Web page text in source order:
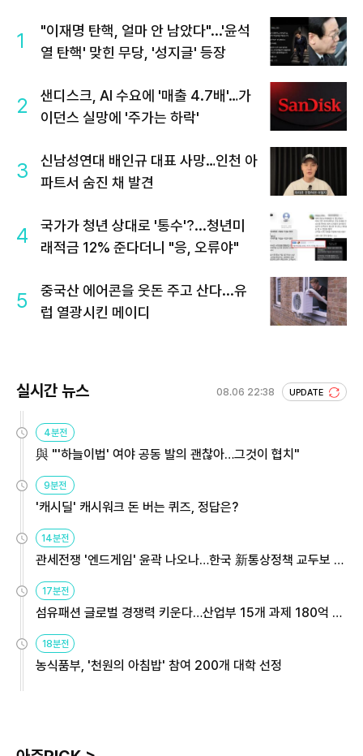
1
"이재명 탄핵, 얼마 안 남았다"...'윤석
열 탄핵' 맞힌 무당, '성지글' 등장
2
샌디스크, AI 수요에 '매출 4.7배'…가
이던스 실망에 '주가는 하락'
3
신남성연대 배인규 대표 사망…인천 아
파트서 숨진 채 발견
4
국가가 청년 상대로 '통수'?...청년미
래적금 12% 준다더니 "응, 오류야"
5
중국산 에어콘을 웃돈 주고 산다...유
럽 열광시킨 메이디
실시간 뉴스 08.06 22:38 UPDATE
4분전
與 "'하늘이법' 여야 공동 발의 괜찮아…그것이 협치"
9분전
'캐시딜' 캐시워크 돈 버는 퀴즈, 정답은?
14분전
관세전쟁 '엔드게임' 윤곽 나오나…한국 新통상정책 교두보 활
17분전
섬유패션 글로벌 경쟁력 키운다…산업부 15개 과제 180억 지
18분전
농식품부, '천원의 아침밥' 참여 200개 대학 선정